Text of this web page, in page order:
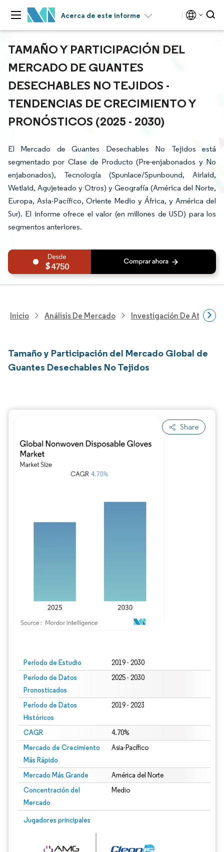
Acerca de este informe
TAMAÑO Y PARTICIPACIÓN DEL
MERCADO DE GUANTES
DESECHABLES NO TEJIDOS -
TENDENCIAS DE CRECIMIENTO Y
PRONÓSTICOS (2025 - 2030)
El Mercado de Guantes Desechables No Tejidos está
segmentado por Clase de Producto (Pre-enjabonados y No
enjabonados), Tecnología (Spunlace/Spunbound, Airlaid,
Wetlaid, Agujeteado y Otros) y Geografía (América del Norte,
Europa, Asia-Pacífico, Oriente Medio y África, y América del
Sur). El informe ofrece el valor (en millones de USD) para los
segmentos anteriores.
4750
Inicio Análisis De Mercado Investigación De
Tamaño y Participación del Mercado Global de
Guantes Desechables No Tejidos
Share
Período de Estudio 2019 - 2030
Período de Datos
Pronosticados
2025 - 2030
Período de Datos
Históricos
2019 - 2023
CAGR 4.70%
Mercado de Crecimiento
Más Rápido
Asia-Pacífico
Mercado Más Grande América del Norte
Concentración del
Mercado
Medio
Jugadores principales